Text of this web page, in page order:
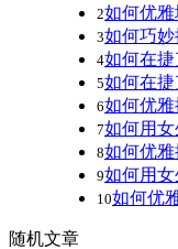
2如何优雅
3如何巧
4如何在捷
5如何在捷
6如何优雅
7如何用女
8如何优雅
9如何用女
10如何优
随机文章